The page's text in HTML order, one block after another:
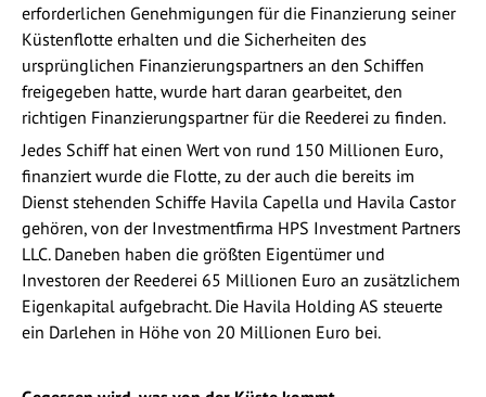
erforderlichen Genehmigungen für die Finanzierung seiner
Küstenflotte erhalten und die Sicherheiten des
ursprünglichen Finanzierungspartners an den Schiffen
freigegeben hatte, wurde hart daran gearbeitet, den
richtigen Finanzierungspartner für die Reederei zu finden.
Jedes Schiff hat einen Wert von rund 150 Millionen Euro,
finanziert wurde die Flotte, zu der auch die bereits im
Dienst stehenden Schiffe Havila Capella und Havila Castor
gehören, von der Investmentfirma HPS Investment Partners
LLC. Daneben haben die größten Eigentümer und
Investoren der Reederei 65 Millionen Euro an zusätzlichem
Eigenkapital aufgebracht. Die Havila Holding AS steuerte
ein Darlehen in Höhe von 20 Millionen Euro bei.